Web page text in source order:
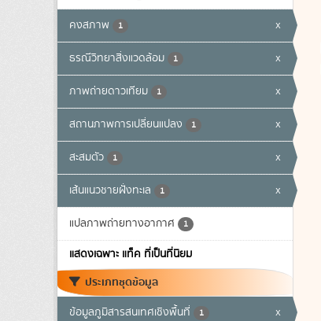
คงสภาพ 1 x
ธรณีวิทยาสิ่งแวดล้อม 1 x
ภาพถ่ายดาวเทียม 1 x
สถานภาพการเปลี่ยนแปลง 1 x
สะสมตัว 1 x
เส้นแนวชายฝั่งทะเล 1 x
แปลภาพถ่ายทางอากาศ 1
แสดงเฉพาะ แท็ค ที่เป็นที่นิยม
ประเภทชุดข้อมูล
ข้อมูลภูมิสารสนเทศเชิงพื้นที่ 1 x